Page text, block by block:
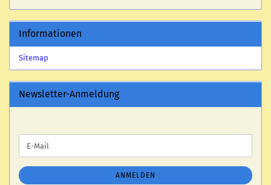
Informationen
Sitemap
Newsletter-Anmeldung
ZUR
ANMELDUNG
E-
Mail
ANMELDEN